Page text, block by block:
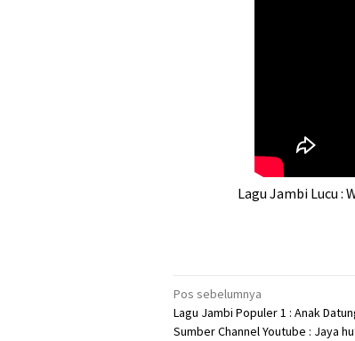
Lagu Jambi Lucu :
Navigasi
pos
Pos sebelumnya
Lagu Jambi Populer 1 : Anak
Sumber Channel Youtube : Jaya